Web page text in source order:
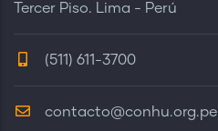
Tercer Piso. Lima - Perú
(511) 611-3700
contacto@conhu.org.pe